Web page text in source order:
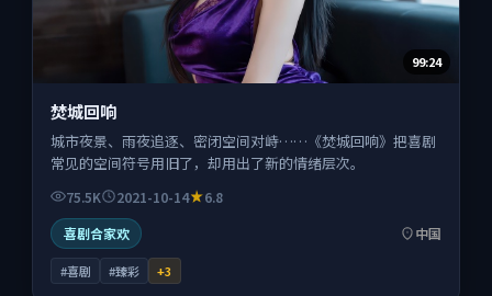
99:24
焚城回响
城市夜景、雨夜追逐、密闭空间对峙……《焚城回响》把喜剧
常见的空间符号用旧了，却用出了新的情绪层次。
75.5K 2021-10-14
6.8
喜剧合家欢
中国
#喜剧 #臻彩 +3